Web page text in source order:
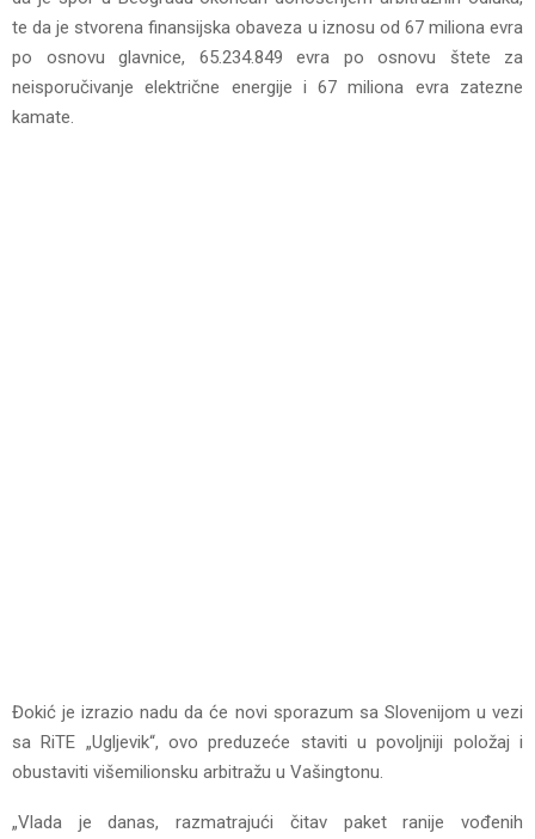
te da je stvorena finansijska obaveza u iznosu od 67 miliona evra
po osnovu glavnice, 65.234.849 evra po osnovu štete za
neisporučivanje električne energije i 67 miliona evra zatezne
kamate.
Đokić je izrazio nadu da će novi sporazum sa Slovenijom u vezi
sa RiTE „Ugljevik“, ovo preduzeće staviti u povoljniji položaj i
obustaviti višemilionsku arbitražu u Vašingtonu.
„Vlada je danas, razmatrajući čitav paket ranije vođenih